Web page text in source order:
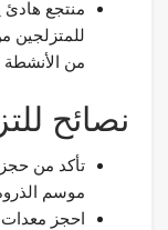
منتجع هادئ
للمتزلجين
من الأنشطة
نصائح
تأكد من
موسم
احجز معدات